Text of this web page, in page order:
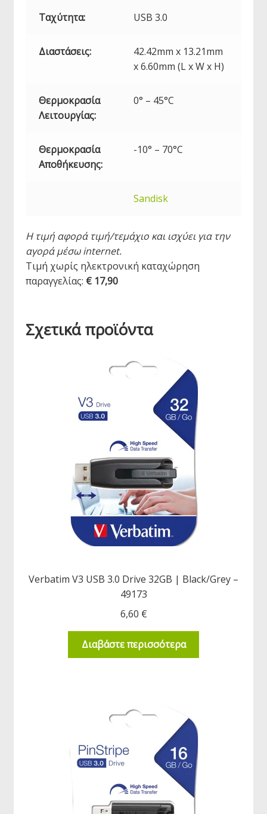
Ταχύτητα: USB 3.0
Διαστάσεις:
42.42mm x 13.21mm
x 6.60mm (L x W x H)
Θερμοκρασία
Λειτουργίας:
0° – 45°C
Θερμοκρασία
Αποθήκευσης:
-10° – 70°C
Sandisk
Η τιμή αφορά τιμή/τεμάχιο και ισχύει για την
αγορά μέσω internet.
Τιμή χωρίς ηλεκτρονική καταχώρηση
παραγγελίας: € 17,90
Σχετικά προϊόντα
Verbatim V3 USB 3.0 Drive 32GB | Black/Grey –
49173
6,60 €
Διαβάστε περισσότερα